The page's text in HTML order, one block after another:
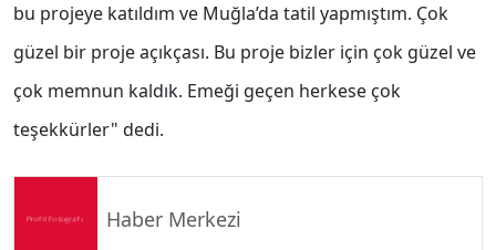
bu projeye katıldım ve Muğla’da tatil yapmıştım. Çok
güzel bir proje açıkçası. Bu proje bizler için çok güzel ve
çok memnun kaldık. Emeği geçen herkese çok
teşekkürler" dedi.
Haber Merkezi